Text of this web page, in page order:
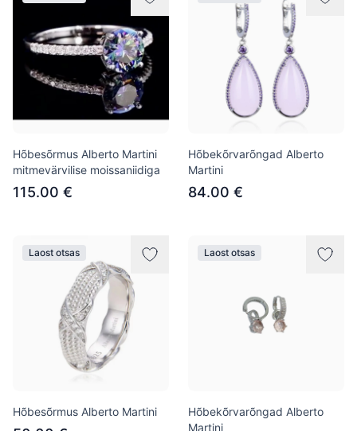
Hõbesõrmus Alberto Martini
mitmevärvilise moissaniidiga
115.00 €
Hõbekõrvarõngad Alberto
Martini
84.00 €
Laost otsas
Hõbesõrmus Alberto Martini
Laost otsas
Hõbekõrvarõngad Alberto
Martini